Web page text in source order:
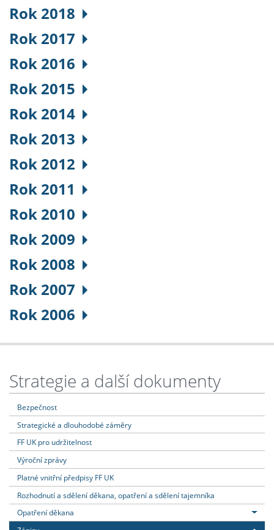
Rok 2018
Rok 2017
Rok 2016
Rok 2015
Rok 2014
Rok 2013
Rok 2012
Rok 2011
Rok 2010
Rok 2009
Rok 2008
Rok 2007
Rok 2006
Strategie a další dokumenty
Bezpečnost
Strategické a dlouhodobé záměry
FF UK pro udržitelnost
Výroční zprávy
Platné vnitřní předpisy FF UK
Rozhodnutí a sdělení děkana, opatření a sdělení tajemníka
Opatření děkana